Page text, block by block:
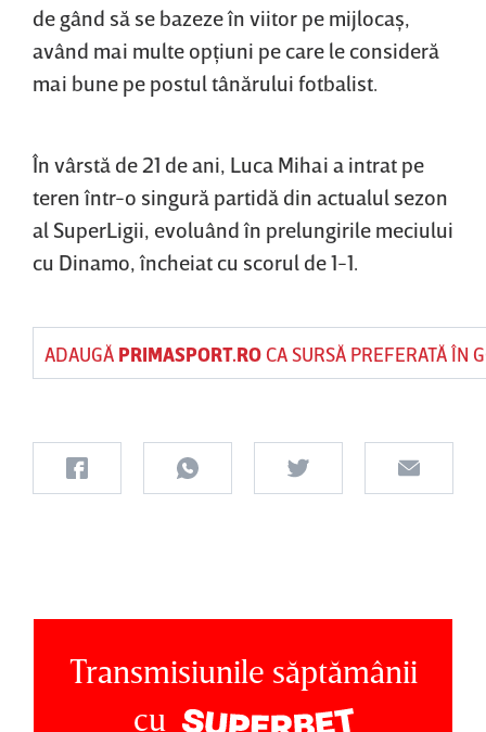
de gând să se bazeze în viitor pe mijlocaş,
având mai multe opţiuni pe care le consideră
mai bune pe postul tânărului fotbalist.
În vârstă de 21 de ani, Luca Mihai a intrat pe
teren într-o singură partidă din actualul sezon
al SuperLigii, evoluând în prelungirile meciului
cu Dinamo, încheiat cu scorul de 1-1.
ADAUGĂ PRIMASPORT.ROCA SURSĂ PREFERATĂ ÎN
Transmisiunile săptămânii
cu